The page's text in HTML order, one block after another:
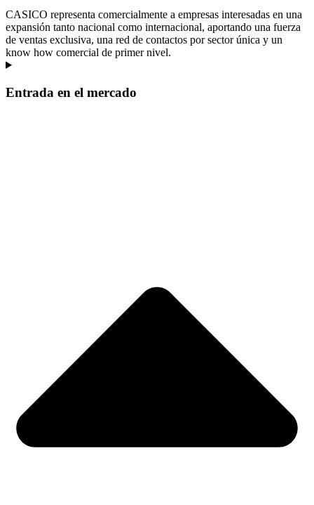
CASICO representa comercialmente a empresas interesadas en una
expansión tanto nacional como internacional, aportando una fuerza
de ventas exclusiva, una red de contactos por sector única y un
know how comercial de primer nivel.
Entrada en el mercado